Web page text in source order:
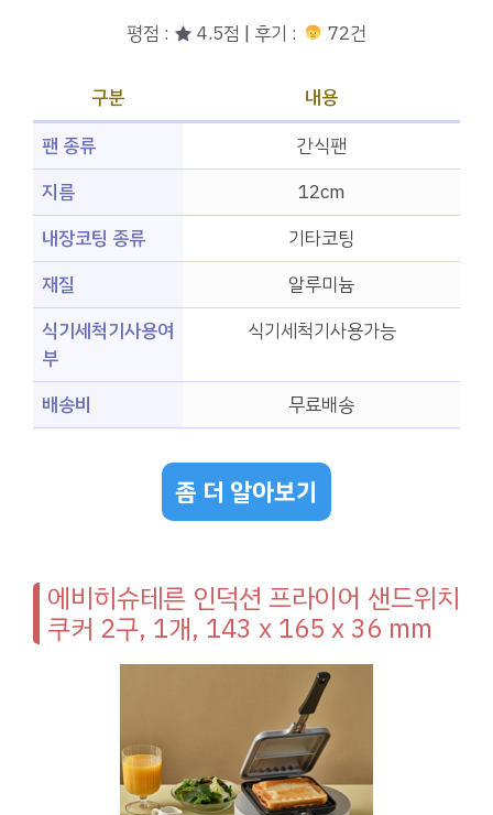
평점 : ★ 4.5점 | 후기 : 72건
구분
내용
팬 종류
간식팬
지름
12cm
내장코팅 종류
기타코팅
재질
알루미늄
식기세척기사용여
부
식기세척기사용가능
배송비 무료배송
좀 더 알아보기
에비히슈테른 인덕션 프라이어 샌드위치
쿠커 2구, 1개, 143 x 165 x 36 mm